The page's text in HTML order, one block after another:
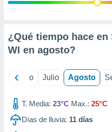
e
mediante
publicidad
de
¿Qué tiempo hace en
WI en agosto?
Junio Julio Agosto
T. Media: 23°C Max.: 25°C
Días de lluvia: 11 días